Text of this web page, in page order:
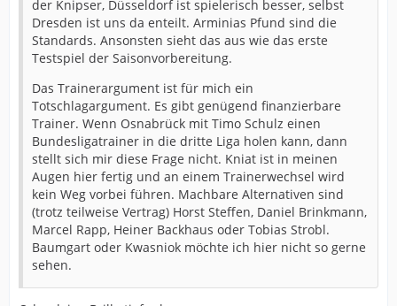
der Knipser, Düsseldorf ist spielerisch besser, selbst
Dresden ist uns da enteilt. Arminias Pfund sind die
Standards. Ansonsten sieht das aus wie das erste
Testspiel der Saisonvorbereitung.
Das Trainerargument ist für mich ein
Totschlagargument. Es gibt genügend finanzierbare
Trainer. Wenn Osnabrück mit Timo Schulz einen
Bundesligatrainer in die dritte Liga holen kann, dann
stellt sich mir diese Frage nicht. Kniat ist in meinen
Augen hier fertig und an einem Trainerwechsel wird
kein Weg vorbei führen. Machbare Alternativen sind
(trotz teilweise Vertrag) Horst Steffen, Daniel Brinkmann,
Marcel Rapp, Heiner Backhaus oder Tobias Strobl.
Baumgart oder Kwasniok möchte ich hier nicht so gerne
sehen.